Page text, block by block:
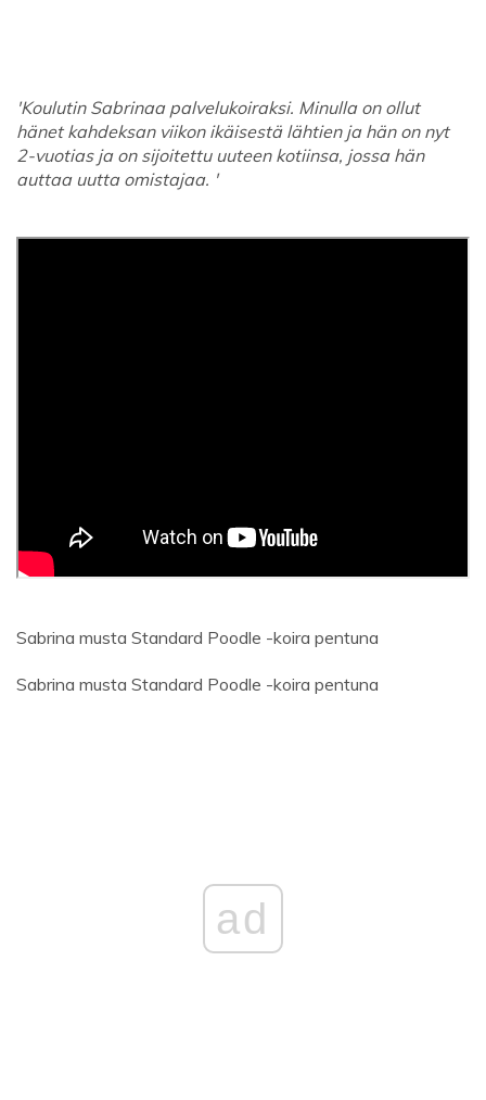
'Koulutin Sabrinaa palvelukoiraksi. Minulla on ollut
hänet kahdeksan viikon ikäisestä lähtien ja hän on nyt
2-vuotias ja on sijoitettu uuteen kotiinsa, jossa hän
auttaa uutta omistajaa. '
Sabrina musta Standard Poodle -koira pentuna
Sabrina musta Standard Poodle -koira pentuna
ad